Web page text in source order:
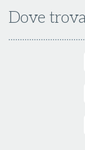
Dove